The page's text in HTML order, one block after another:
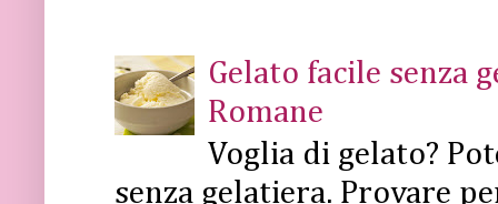
Gelato facile senza
Romane
Voglia di gelato?
senza gelatiera. Provare